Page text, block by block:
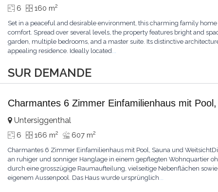
SUR DEMANDE
6 160 m2
Set in a peaceful and desirable environment, this charming family
comfort. Spread over several levels, the property features bright and
garden, multiple bedrooms, and a master suite. Its distinctive
appealing residence. Ideally located...
Charmantes 6 Zimmer Einfamilienhaus mit
Untersiggenthal
6 166 m2 607 m2
Charmantes 6 Zimmer Einfamilienhaus mit Pool, Sauna und
an ruhiger und sonniger Hanglage in einem gepflegten Wohnquartier
durch eine grosszügige Raumaufteilung, vielseitige Nebenflächen
eigenem Aussenpool. Das Haus wurde ursprünglich...